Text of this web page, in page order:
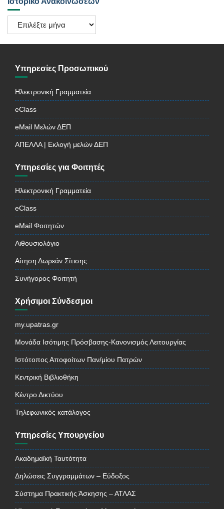
Ιστορικό
Ανακοινώσεων
Υπηρεσίες Προσωπικού
Ηλεκτρονική Γραμματεία
eClass
eMail Μελών ΔΕΠ
ΑΠΕΛΛΑ | Εκλογή μελών ΔΕΠ
Υπηρεσίες για Φοιτητές
Ηλεκτρονική Γραμματεία
eClass
eMail Φοιτητών
Αιθουσιολόγιο
Αίτηση Δωρεάν Σίτισης
Συνήγορος Φοιτητή
Χρήσιμοι Σύνδεσμοι
my.upatras.gr
Μονάδα Ισότιμης Πρόσβασης-Κανονισμός Λειτουργίας
Ιστότοπος Αποφοίτων Παν/μίου Πατρών
Κεντρική Βιβλιοθήκη
Κέντρο Δικτύου
Τηλεφωνικός κατάλογος
Υπηρεσίες Υπουργείου
Ακαδημαϊκή Ταυτότητα
Δηλώσεις Συγγραμμάτων – Εύδοξος
Σύστημα Πρακτικής Άσκησης – ΑΤΛΑΣ